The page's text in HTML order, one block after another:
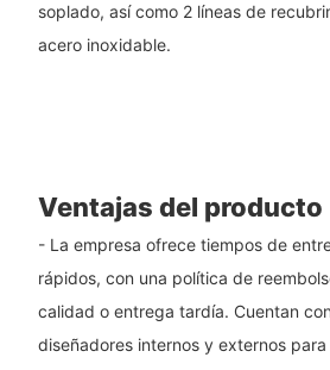
soplado, así como 2 líneas de
acero inoxidable.
Ventajas del producto
- La empresa ofrece tiempos de
rápidos, con una política de
calidad o entrega tardía. Cuentan
diseñadores internos y externos